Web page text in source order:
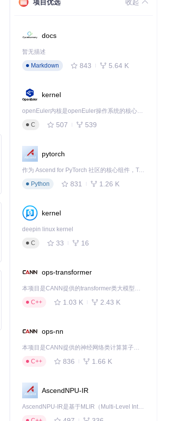
项目优选 收起
docs
暂无描述
Markdown
843 5.64 K
kernel
openEuler内核是openEuler操作系统的核心，既是系统性能与稳定性的基石，也是连接处理器、设备与服务的桥梁。
C
507 539
pytorch
作为 Ascend for PyTorch 社区的核心组件，TorchNPU 是昇腾专为 PyTorch 打造的深度学习适配插件，使 PyTorch 框架能够直接调用昇腾 NPU，为开发者提供昇腾 AI 处理器的超强算力。
Python
831 1.26 K
kernel
deepin linux kernel
C
33 16
ops-transformer
本项目是CANN提供的transformer类大模型算子库，实现网络在NPU上加速计算。
C++
1.03 K 2.43 K
ops-nn
本项目是CANN提供的神经网络类计算算子库，实现网络在NPU上加速计算。
C++
836 1.66 K
AscendNPU-IR
AscendNPU-IR是基于MLIR（Multi-Level Intermediate Representation）构建的，面向昇腾亲和算子编译时使用的中间表示，提供昇腾完备表达能力，通过编译优化提升昇腾AI处理器计算效率，支持通过生态框架使能昇腾AI处理器与深度调优